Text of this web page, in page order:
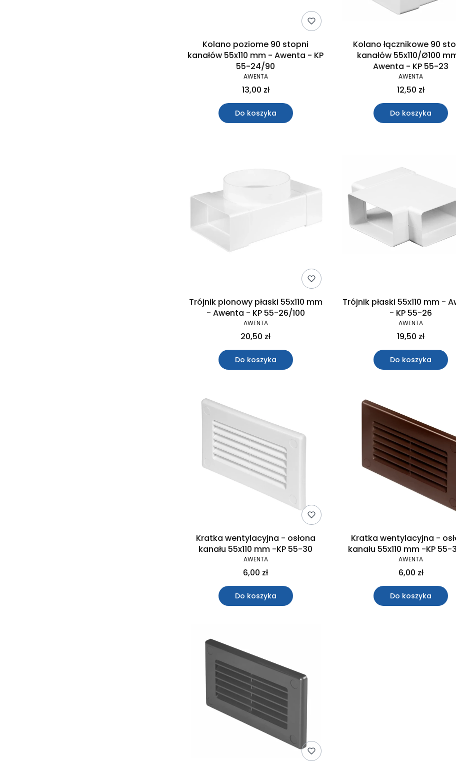
Kolano poziome 90 stopni
kanałów 55x110 mm - Awenta - KP
55-24/90
AWENTA
13,00 zł
Do koszyka
Kolano łącznikowe 90
kanałów 55x110/Ø100
Awenta - KP 55-23
AWENTA
12,50 zł
Do koszyka
Trójnik pionowy płaski 55x110 mm
- Awenta - KP 55-26/100
AWENTA
20,50 zł
Do koszyka
Trójnik płaski 55x110 mm -
- KP 55-26
AWENTA
19,50 zł
Do koszyka
Kratka wentylacyjna - osłona
kanału 55x110 mm -KP 55-30
AWENTA
6,00 zł
Do koszyka
Kratka wentylacyjna -
kanału 55x110 mm -KP 55-
AWENTA
6,00 zł
Do koszyka